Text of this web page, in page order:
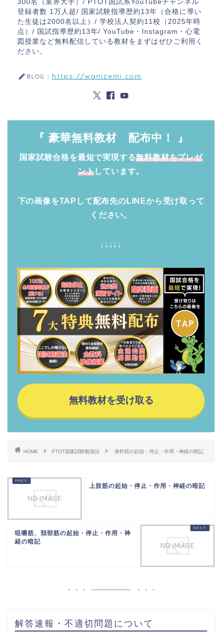
300名（業界大手）/ PTOT国試系YouTubeチャンネル
登録者数 1万人超/ 国家試験指導歴約13年（合格に導い
た生徒は2000名以上）/ 学校法人契約11校（2025年時
点）/ 国試指導歴約13年/ YouTube・Instagram・心電
図授業など無料配信している教材をまずはぜひご利用く
ださい。
BLOG： https://wanizemi.com
『 豪華無料教材 配布中！ 』
国家試験合格を最短で実現する無料教材をプレゼ
ントしています。
下の画像をTAPして配布先のLINEから受け取って
ください。
↓↓↓↓↓
無料教材を受け取る
HOME PTOT国家試験勉強法 体幹筋の起始・停止・作用・神経の暗記
上肢筋の起始・停止・作用・神経の暗記
咀嚼筋、頚部筋の起始・停止・作用・神
経の暗記
解答速報・不適切問題について